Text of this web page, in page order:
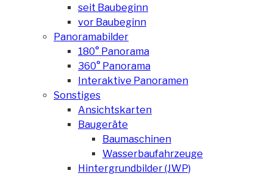
seit Baubeginn
vor Baubeginn
Panoramabilder
180° Panorama
360° Panorama
Interaktive Panoramen
Sonstiges
Ansichtskarten
Baugeräte
Baumaschinen
Wasserbaufahrzeuge
Hintergrundbilder (JWP)